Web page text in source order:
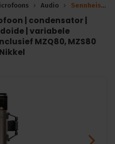
Audio Sennheiser Studiomicrofoon | condensator | MKH 800 Twin
| condensator |
| variabele
MZQ80, MZS80